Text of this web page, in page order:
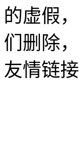
的虚假
们删除
友情链